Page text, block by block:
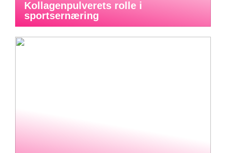
Kollagenpulverets rolle i
sportsernæring